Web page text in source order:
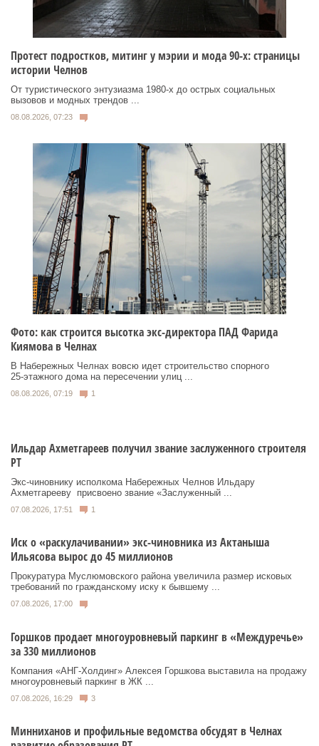
Протест подростков, митинг у мэрии и мода 90-х: страницы
истории Челнов
От туристического энтузиазма 1980‑х до острых социальных
вызовов и модных трендов ...
08.08.2026, 07:23
Фото: как строится высотка экс-директора ПАД Фарида
Киямова в Челнах
В Набережных Челнах вовсю идет строительство спорного
25‑этажного дома на пересечении улиц ...
08.08.2026, 07:19 1
Ильдар Ахметгареев получил звание заслуженного строителя
РТ
Экс‑чиновнику исполкома Набережных Челнов Ильдару
Ахметгарееву присвоено звание «Заслуженный ...
07.08.2026, 17:51 1
Иск о «раскулачивании» экс-чиновника из Актаныша
Ильясова вырос до 45 миллионов
Прокуратура Муслюмовского района увеличила размер исковых
требований по гражданскому иску к бывшему ...
07.08.2026, 17:00
Горшков продает многоуровневый паркинг в «Междуречье»
за 330 миллионов
Компания «АНГ-Холдинг» Алексея Горшкова выставила на продажу
многоуровневый паркинг в ЖК ...
07.08.2026, 16:29 3
Минниханов и профильные ведомства обсудят в Челнах